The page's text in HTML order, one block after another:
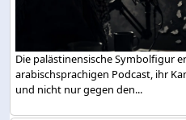
Die palästinensische Symbolfigur
arabischsprachigen Podcast, ihr
und nicht nur gegen den...